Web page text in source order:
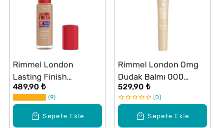
Sepete Ekle
Rimmel London
Lasting Finish
Fondöten #200
489,90 ₺
9
Sepete Ekle
Rimmel London Omg
Dudak Balmı 000
Vanilla Frost
529,90 ₺
0